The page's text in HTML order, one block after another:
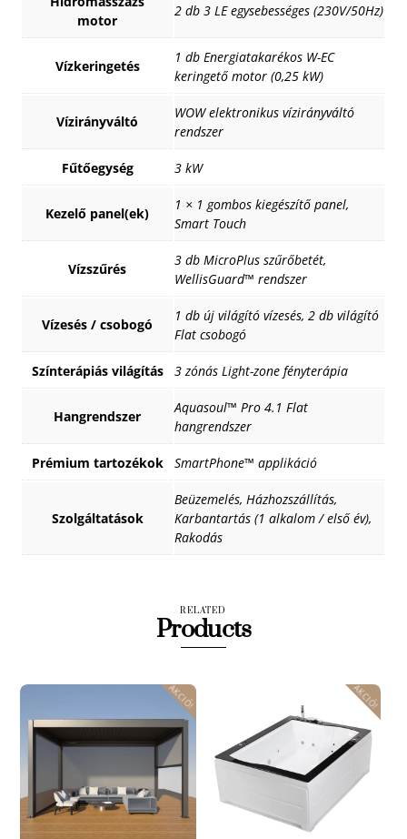
motor
2 db 3 LE egysebességes (230V/50Hz)
Vízkeringetés
1 db Energiatakarékos W-EC
keringető motor (0,25 kW)
Vízirányváltó
WOW elektronikus vízirányváltó
rendszer
Fűtőegység 3 kW
Kezelő panel(ek)
1 × 1 gombos kiegészítő panel,
Smart Touch
Vízszűrés
3 db MicroPlus szűrőbetét,
WellisGuard™ rendszer
Vízesés / csobogó
1 db új világító vízesés, 2 db világító
Flat csobogó
Színterápiás világítás 3 zónás Light-zone fényterápia
Hangrendszer
Aquasoul™ Pro 4.1 Flat
hangrendszer
Prémium tartozékok SmartPhone™ applikáció
Szolgáltatások
Beüzemelés, Házhozszállítás,
Karbantartás (1 alkalom / első év),
Rakodás
RELATED
Products
AKCIÓ! AKCIÓ!